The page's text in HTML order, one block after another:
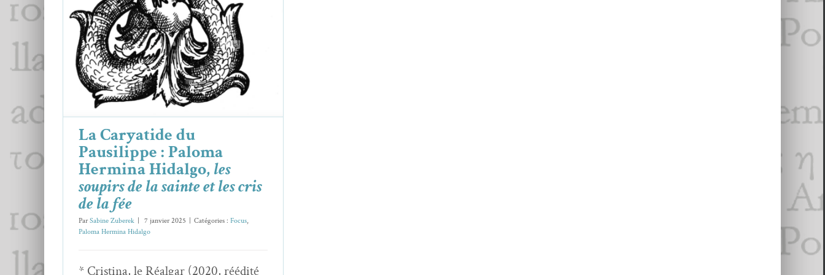
Hermina Hidalgo,les soupirs de la
sainte et les cris de la fée
Focus Paloma Hermina Hidalgo
La Caryatide du
Pausilippe : Paloma
Hermina Hidalgo,les
soupirs de la sainte et les cris
de la fée
ParSabine Zuberek 7 janvier 2025 Catégories : Focus,
Paloma Hermina Hidalgo
* Cristina, le Réalgar (2020, réédité